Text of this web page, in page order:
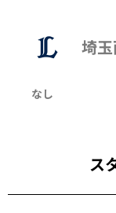
埼
なし
ス